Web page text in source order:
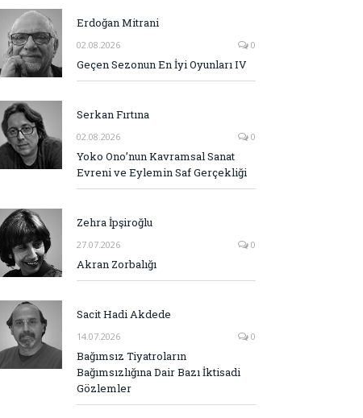
Erdoğan Mitrani
02.08.2026 0
Geçen Sezonun En İyi Oyunları IV
Serkan Fırtına
02.08.2026 0
Yoko Ono’nun Kavramsal Sanat
Evreni ve Eylemin Saf Gerçekliği
Zehra İpşiroğlu
27.07.2026 0
Akran Zorbalığı
Sacit Hadi Akdede
14.07.2026 0
Bağımsız Tiyatroların
Bağımsızlığına Dair Bazı İktisadi
Gözlemler